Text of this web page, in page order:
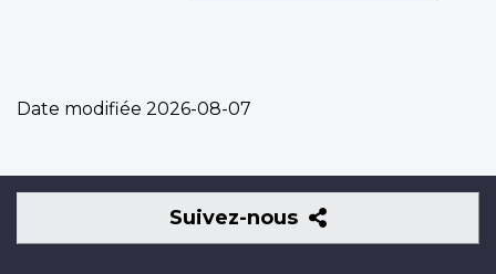
Date modifiée 2026-08-07
Suivez-nous
Suivez-
nous